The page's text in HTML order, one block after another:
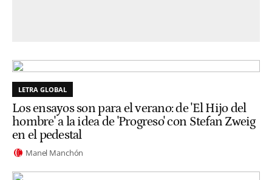
LETRA GLOBAL
Los ensayos son para el verano: de 'El Hijo del
hombre' a la idea de 'Progreso' con Stefan Zweig
en el pedestal
Manel Manchón